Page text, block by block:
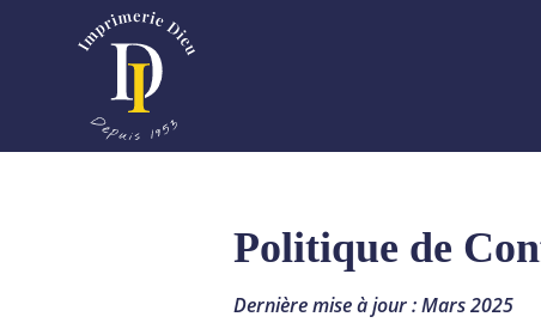
Politique de
Dernière mise à jour : Mars 2025